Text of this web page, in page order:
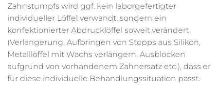
Zahnstumpfs wird ggf. kein laborgefertigter
individueller Löffel verwandt, sondern ein
konfektionierter Abdrucklöffel soweit verändert
(Verlängerung, Aufbringen von Stopps aus Silikon,
Metalllöffel mit Wachs verlängern, Ausblocken
aufgrund von vorhandenem Zahnersatz etc.), dass er
für diese individuelle Behandlungssituation passt.